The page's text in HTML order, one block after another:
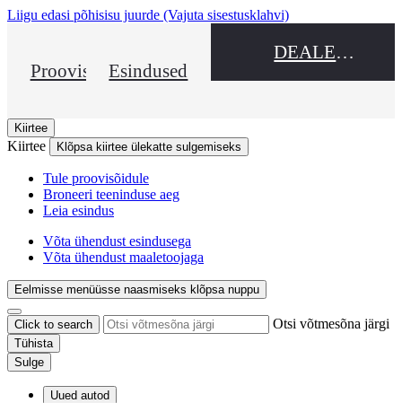
Liigu edasi põhisisu juurde (Vajuta sisestusklahvi)
ProovisõitEsindused
DEALER NAME
Kiirtee
Kiirtee Klõpsa kiirtee ülekatte sulgemiseks
Tule proovisõidule
Broneeri teeninduse aeg
Leia esindus
Võta ühendust esindusega
Võta ühendust maaletoojaga
Eelmisse menüüsse naasmiseks klõpsa nuppu
Click to search Otsi võtmesõna järgi
Tühista
Sulge
Uued autod